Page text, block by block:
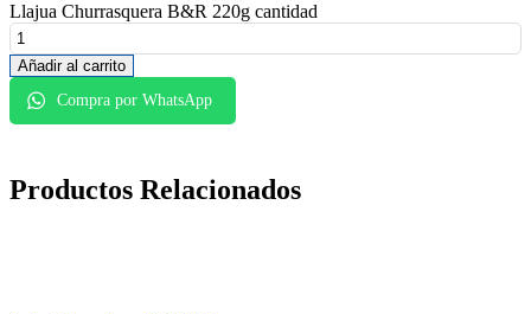
Llajua Churrasquera B&R 220g cantidad
Añadir al carrito
Compra por WhatsApp
Productos Relacionados